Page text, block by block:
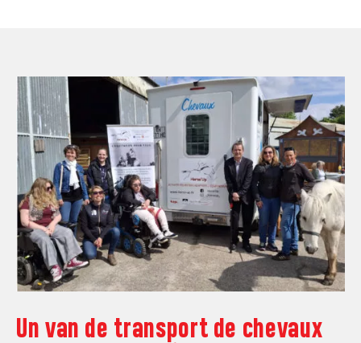
Un van de transport de chevaux